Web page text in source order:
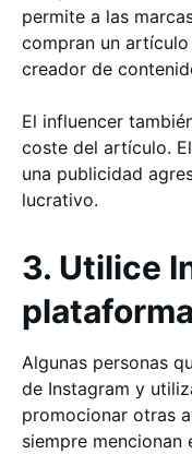
permite a las
compran un
creador de
El influencer
coste del artículo. El
una publicidad
lucrativo.
3. Utilice
Algunas personas
de Instagram y
promocionar otras
siempre mencionan